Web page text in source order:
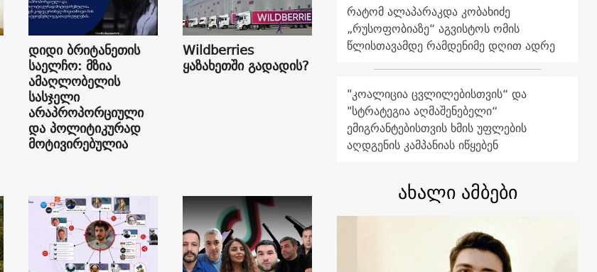
დიდი ბრიტანეთის
საელჩო: მზია
ამაღლობელის
სასჯელი
არაპროპორციული
და პოლიტიკურად
მოტივირებულია
Wildberries
ყაზახეთში გადადის?
რატომ ალაპარაკდა კობახიძე
„რუსოფობიაზე“ აგვისტოს ომის
წლისთავამდე რამდენიმე დღით ადრე
"კოალიცია ცვლილებისთვის“ და
"სტრატეგია აღმაშენებელი“
ემიგრანტებისთვის ხმის უფლების
აღდგენის კამპანიას იწყებენ
ახალი ამბები